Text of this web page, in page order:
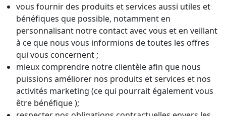
vous fournir des produits et services aussi utiles et
bénéfiques que possible, notamment en
personnalisant notre contact avec vous et en veillant
à ce que nous vous informions de toutes les offres
qui vous concernent ;
mieux comprendre notre clientèle afin que nous
puissions améliorer nos produits et services et nos
activités marketing (ce qui pourrait également vous
être bénéfique );